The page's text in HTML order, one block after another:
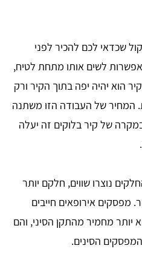
שכדאי לכם להכיר לפני
לשים אותו מתחת לטיח,
הוא יהיה יפה בתוך הקיר ורק
המחיר של העבודה הזו משתנה
של קיר בלוקים זה יעלה
נוצרו שווים, חלקם יותר
מפסקים אירופאים חייבים
יותר מחמיר מהתקן הסיני, והם
הסינים.